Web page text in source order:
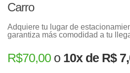
Carro
Adquiere tu lugar de
garantiza más comodidad a tu
R$70,00 o 10x de R$